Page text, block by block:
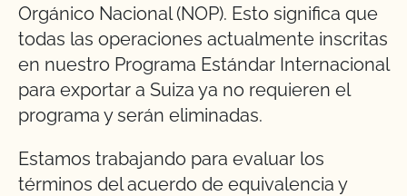
Orgánico Nacional (NOP). Esto significa que
todas las operaciones actualmente inscritas
en nuestro Programa Estándar Internacional
para exportar a Suiza ya no requieren el
programa y serán eliminadas.
Estamos trabajando para evaluar los
términos del acuerdo de equivalencia y